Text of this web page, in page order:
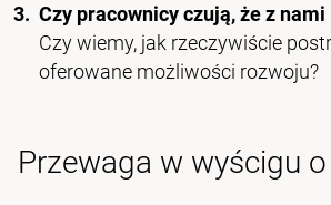
Czy pracownicy czują, że z nami
Czy wiemy, jak rzeczywiście
oferowane możliwości rozwoju?
Przewaga w wyścigu